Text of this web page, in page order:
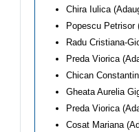
Chira Iulica
Popescu Petrisor
Radu Cristiana-
Preda Viorica
Chican
Gheata Aurelia
Preda Viorica
Cosat Mariana